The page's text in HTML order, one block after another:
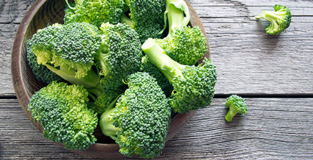
Bokrecensioner
Kviss
Podden
Anmäl till språkpolisen
Föreslå nyord
Annonsera